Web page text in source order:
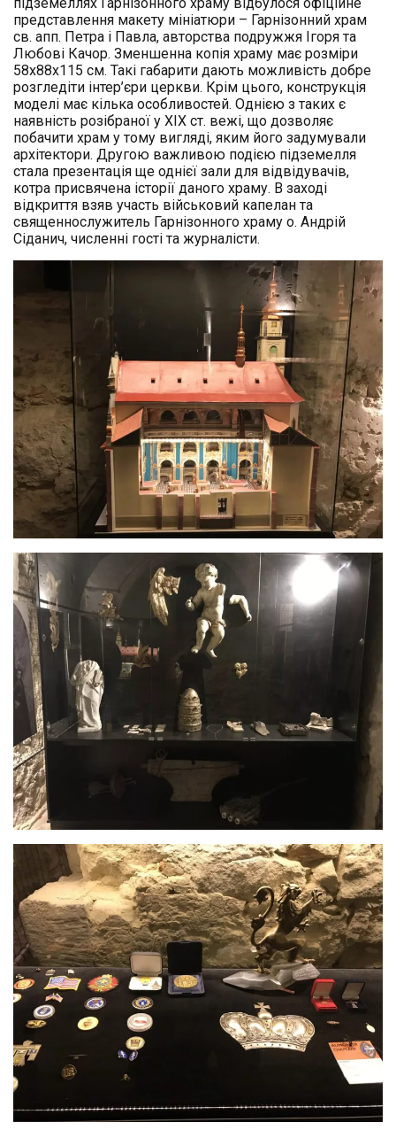
представлення макету мініатюри – Гарнізонний храм
св. апп. Петра і Павла, авторства подружжя Ігоря та
Любові Качор. Зменшенна копія храму має розміри
58х88х115 см. Такі габарити дають можливість добре
розгледіти інтер’єри церкви. Крім цього, конструкція
моделі має кілька особливостей. Однією з таких є
наявність розібраної у XIX ст. вежі, що дозволяє
побачити храм у тому вигляді, яким його задумували
архітектори. Другою важливою подією підземелля
стала презентація ще однієї зали для відвідувачів,
котра присвячена історії даного храму. В заході
відкриття взяв участь військовий капелан та
священнослужитель Гарнізонного храму о. Андрій
Сіданич, численні гості та журналісти.